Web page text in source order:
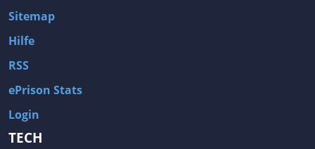
Sitemap
Hilfe
RSS
ePrison Stats
Login
TECH